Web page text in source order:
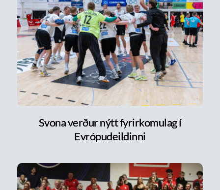
Svona verður nýtt fyrirkomulag í
Evrópudeildinni